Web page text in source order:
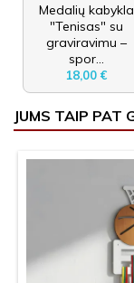
Medalių kabykla
"Tenisas" su
graviravimu –
spor...
18,00 €
JUMS TAIP PAT